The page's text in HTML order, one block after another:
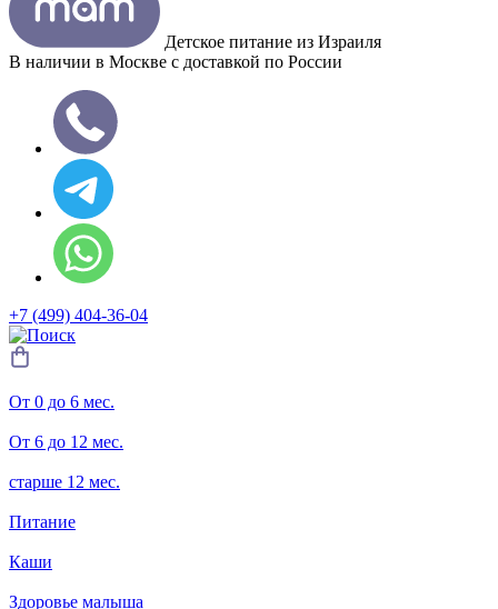
Детское питание из Израиля
В наличии в Москве с доставкой по России
+7 (499) 404-36-04
От 0 до 6 мес.
От 6 до 12 мес.
старше 12 мес.
Питание
Каши
Здоровье малыша